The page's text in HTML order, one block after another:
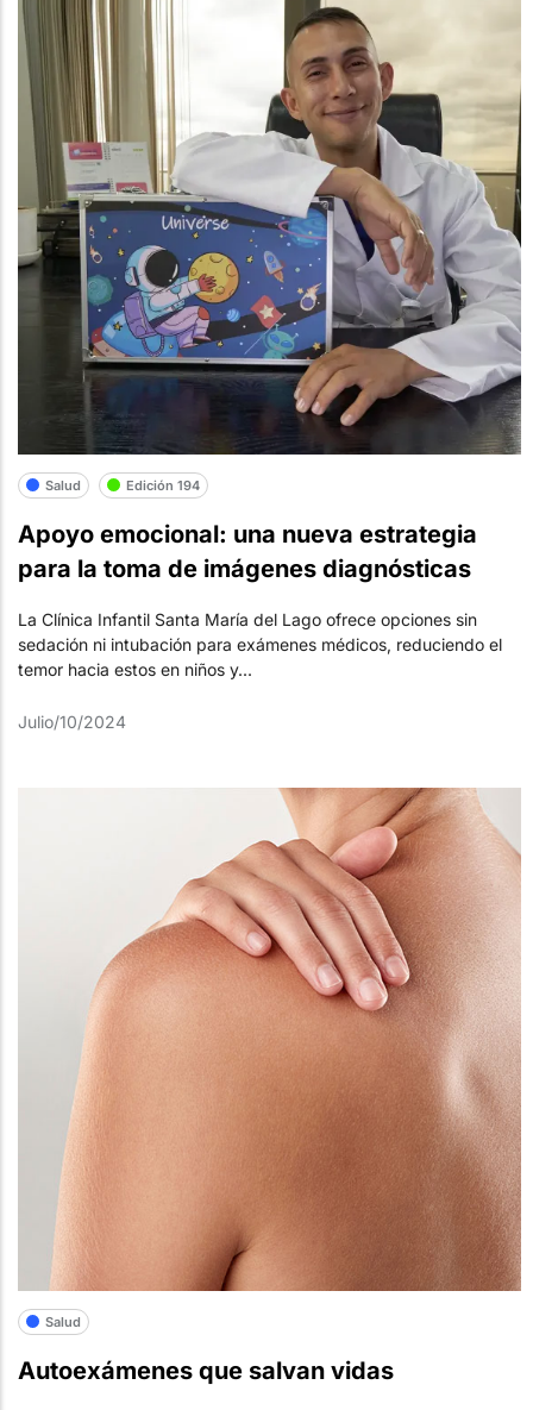
Salud Edición 194
Apoyo emocional: una nueva estrategia
para la toma de imágenes diagnósticas
La Clínica Infantil Santa María del Lago ofrece opciones sin
sedación ni intubación para exámenes médicos, reduciendo el
temor hacia estos en niños y...
Julio/10/2024
Salud
Autoexámenes que salvan vidas